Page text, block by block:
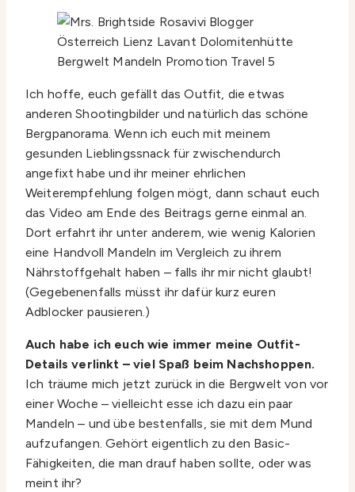
Ich hoffe, euch gefällt das Outfit, die etwas
anderen Shootingbilder und natürlich das schöne
Bergpanorama. Wenn ich euch mit meinem
gesunden Lieblingssnack für zwischendurch
angefixt habe und ihr meiner ehrlichen
Weiterempfehlung folgen mögt, dann schaut euch
das Video am Ende des Beitrags gerne einmal an.
Dort erfahrt ihr unter anderem, wie wenig Kalorien
eine Handvoll Mandeln im Vergleich zu ihrem
Nährstoffgehalt haben – falls ihr mir nicht glaubt!
(Gegebenenfalls müsst ihr dafür kurz euren
Adblocker pausieren.)
Auch habe ich euch wie immer meine Outfit-
Details verlinkt – viel Spaß beim Nachshoppen.
Ich träume mich jetzt zurück in die Bergwelt von vor
einer Woche – vielleicht esse ich dazu ein paar
Mandeln – und übe bestenfalls, sie mit dem Mund
aufzufangen. Gehört eigentlich zu den Basic-
Fähigkeiten, die man drauf haben sollte, oder was
meint ihr?